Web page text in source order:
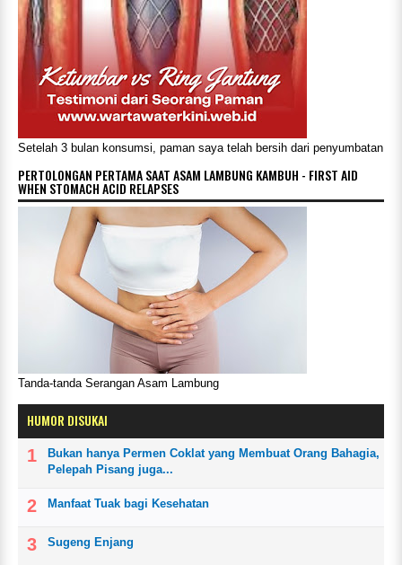
Setelah 3 bulan konsumsi, paman saya telah bersih dari penyumbatan
PERTOLONGAN PERTAMA SAAT ASAM LAMBUNG KAMBUH - FIRST AID
WHEN STOMACH ACID RELAPSES
Tanda-tanda Serangan Asam Lambung
HUMOR DISUKAI
Bukan hanya Permen Coklat yang Membuat Orang Bahagia,
Pelepah Pisang juga...
Manfaat Tuak bagi Kesehatan
Sugeng Enjang